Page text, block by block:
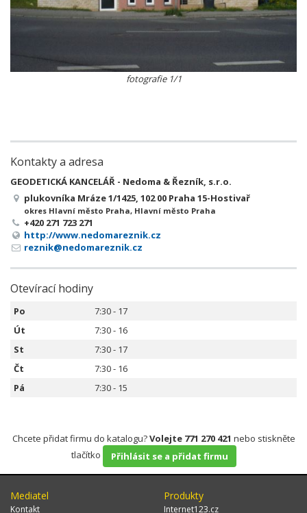
fotografie 1/1
Kontakty a adresa
GEODETICKÁ KANCELÁŘ - Nedoma & Řezník, s.r.o.
plukovníka Mráze 1/1425, 102 00 Praha 15-Hostivař
okres Hlavní město Praha, Hlavní město Praha
+420 271 723 271
http://www.nedomareznik.cz
reznik@nedomareznik.cz
Otevírací hodiny
Po
7:30 - 17
Út
7:30 - 16
St
7:30 - 17
Čt
7:30 - 16
Pá
7:30 - 15
Chcete přidat firmu do katalogu?Volejte 771 270 421 nebo stiskněte
tlačítko
Přihlásit se a přidat firmu
Mediatel
Kontakt
Produkty
Internet123.cz